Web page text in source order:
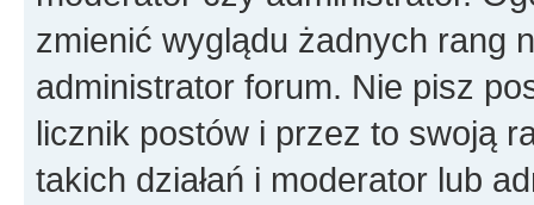
zmienić wyglądu żadnych rang
administrator forum. Nie pisz
licznik postów i przez to swoją
takich działań i moderator lub